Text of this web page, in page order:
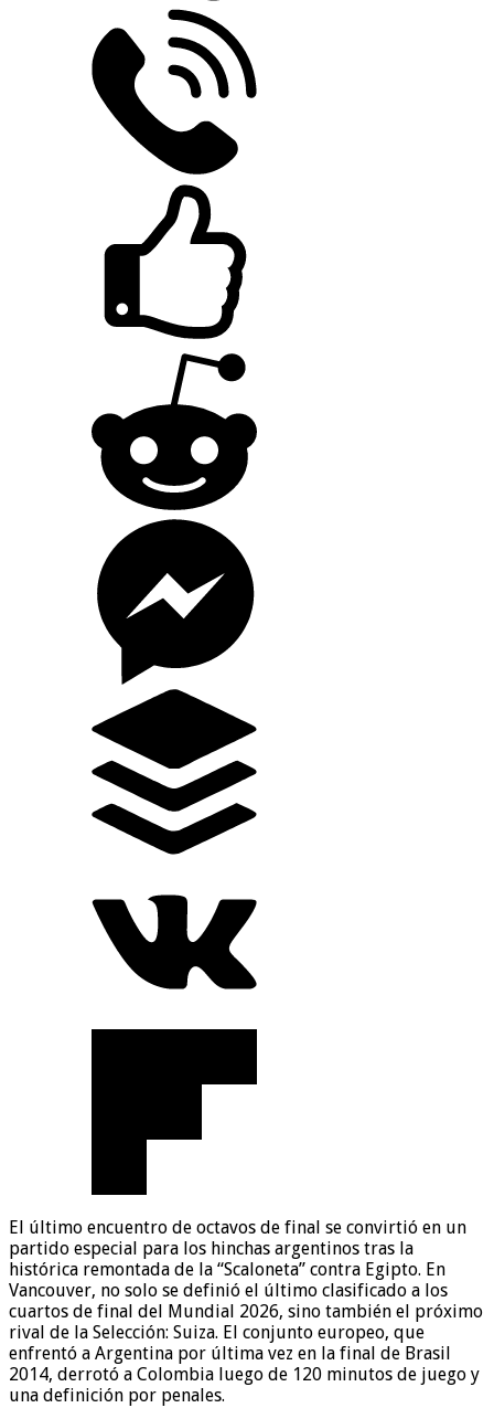
El último encuentro de octavos de final se convirtió en un
partido especial para los hinchas argentinos tras la
histórica remontada de la “Scaloneta” contra Egipto. En
Vancouver, no solo se definió el último clasificado a los
cuartos de final del Mundial 2026, sino también el próximo
rival de la Selección: Suiza. El conjunto europeo, que
enfrentó a Argentina por última vez en la final de Brasil
2014, derrotó a Colombia luego de 120 minutos de juego y
una definición por penales.